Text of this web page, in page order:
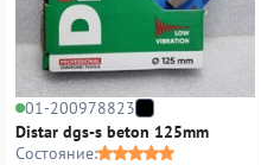
01-200978823
Distar dgs-s beton 125mm
Состояние: